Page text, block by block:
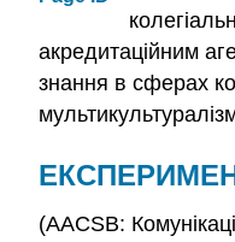
акредитаційним
знання в сферах
(AACSB: